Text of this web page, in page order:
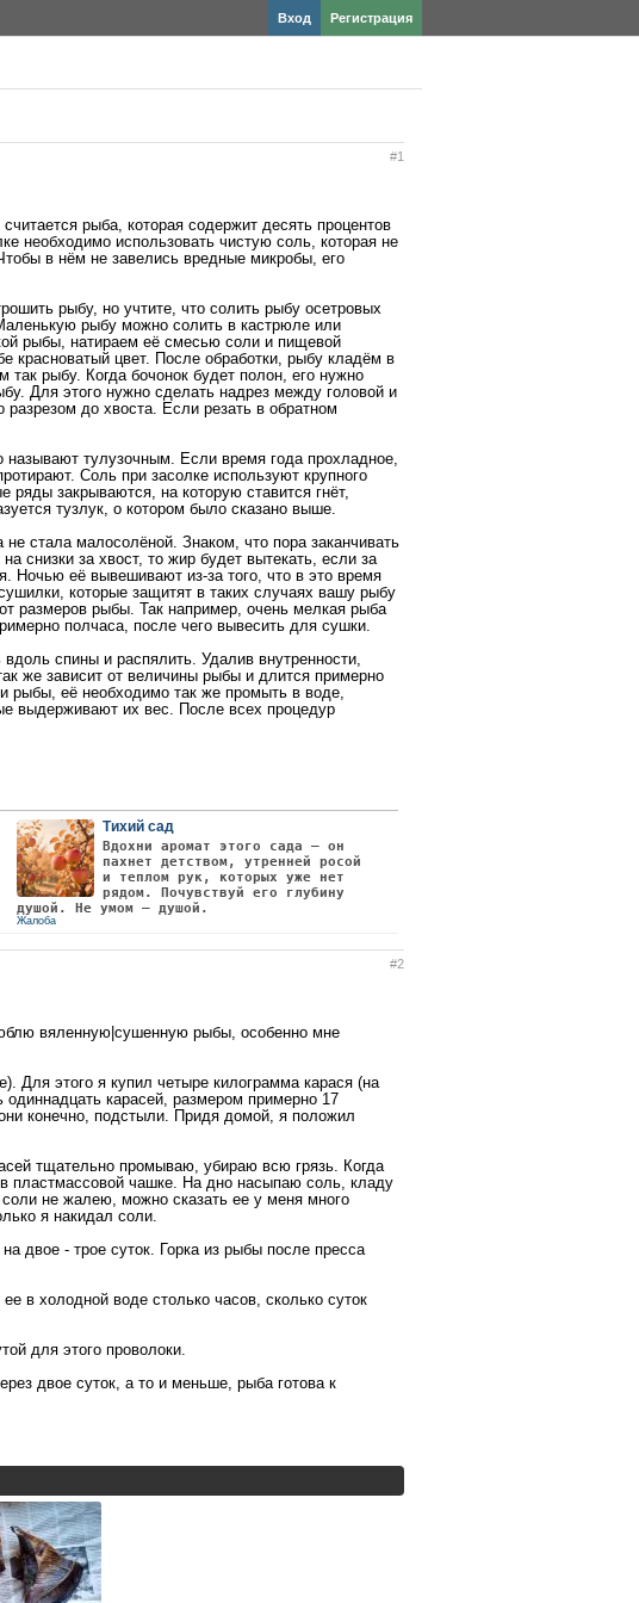
Регистрация
Вход
#1
рыба, которая содержит десять процентов
необходимо использовать чистую соль, которая не
в нём не завелись вредные микробы, его
рыбу, но учтите, что солить рыбу осетровых
рыбу можно солить в кастрюле или
рыбы, натираем её смесью соли и пищевой
красноватый цвет. После обработки, рыбу кладём в
рыбу. Когда бочонок будет полон, его нужно
Для этого нужно сделать надрез между головой и
до хвоста. Если резать в обратном
тулузочным. Если время года прохладное,
Соль при засолке используют крупного
закрываются, на которую ставится гнёт,
тузлук, о котором было сказано выше.
стала малосолёной. Знаком, что пора заканчивать
снизки за хвост, то жир будет вытекать, если за
Ночью её вывешивают из-за того, что в это время
которые защитят в таких случаях вашу рыбу
размеров рыбы. Так например, очень мелкая рыба
полчаса, после чего вывесить для сушки.
спины и распялить. Удалив внутренности,
же зависит от величины рыбы и длится примерно
рыбы, её необходимо так же промыть в воде,
выдерживают их вес. После всех процедур
Тихий сад
Вдохни аромат этого сада — он
пахнет детством, утренней росой
и теплом рук, которых уже нет
рядом. Почувствуй его глубину
душой. Не умом — душой.
Жалоба
#2
вяленную|сушенную рыбы, особенно мне
Для этого я купил четыре килограмма карася (на
карасей, размером примерно 17
конечно, подстыли. Придя домой, я положил
тщательно промываю, убираю всю грязь. Когда
пластмассовой чашке. На дно насыпаю соль, кладу
не жалею, можно сказать ее у меня много
я накидал соли.
двое - трое суток. Горка из рыбы после пресса
в холодной воде столько часов, сколько суток
для этого проволоки.
двое суток, а то и меньше, рыба готова к